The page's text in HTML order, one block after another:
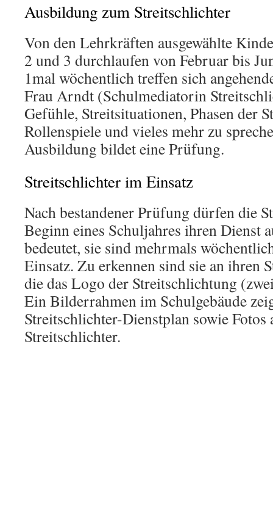
Ausbildung zum Streitschlichter
Von den Lehrkräften ausgewählte
2 und 3 durchlaufen von Februar bis
1mal wöchentlich treffen sich
Frau Arndt (Schulmediatorin
Gefühle, Streitsituationen, Phasen der
Rollenspiele und vieles mehr zu
Ausbildung bildet eine Prüfung.
Streitschlichter im Einsatz
Nach bestandener Prüfung dürfen die
Beginn eines Schuljahres ihren Dienst
bedeutet, sie sind mehrmals
Einsatz. Zu erkennen sind sie an ihren
die das Logo der Streitschlichtung
Ein Bilderrahmen im Schulgebäude
Streitschlichter-Dienstplan sowie Fotos
Streitschlichter.